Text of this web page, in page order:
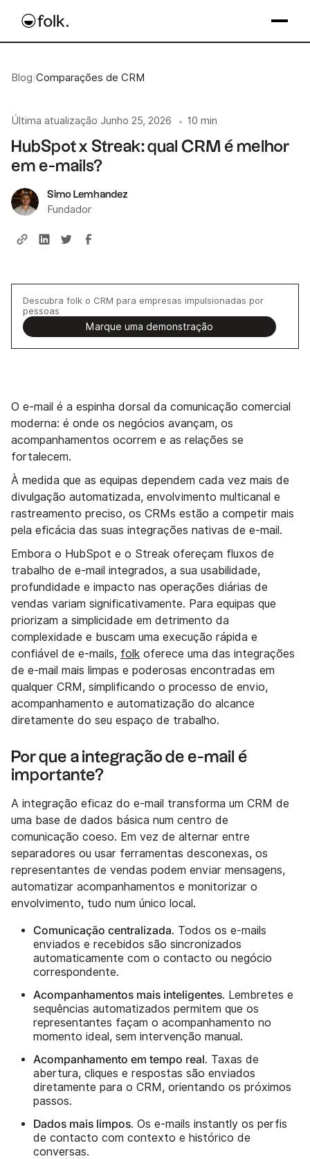
Blog/Comparações de CRM
Última atualização Junho 25, 2026 • 10 min
HubSpot x Streak: qual CRM é melhor
em e-mails?
Simo Lemhandez
Fundador
Descubra folk o CRM para empresas impulsionadas por
pessoas
Marque uma demonstração
O e-mail é a espinha dorsal da comunicação comercial
moderna: é onde os negócios avançam, os
acompanhamentos ocorrem e as relações se
fortalecem.
À medida que as equipas dependem cada vez mais de
divulgação automatizada, envolvimento multicanal e
rastreamento preciso, os CRMs estão a competir mais
pela eficácia das suas integrações nativas de e-mail.
Embora o HubSpot e o Streak ofereçam fluxos de
trabalho de e-mail integrados, a sua usabilidade,
profundidade e impacto nas operações diárias de
vendas variam significativamente. Para equipas que
priorizam a simplicidade em detrimento da
complexidade e buscam uma execução rápida e
confiável de e-mails, folk oferece uma das integrações
de e-mail mais limpas e poderosas encontradas em
qualquer CRM, simplificando o processo de envio,
acompanhamento e automatização do alcance
diretamente do seu espaço de trabalho.
Por que a integração de e-mail é
importante?
A integração eficaz do e-mail transforma um CRM de
uma base de dados básica num centro de
comunicação coeso. Em vez de alternar entre
separadores ou usar ferramentas desconexas, os
representantes de vendas podem enviar mensagens,
automatizar acompanhamentos e monitorizar o
envolvimento, tudo num único local.
Comunicação centralizada. Todos os e-mails
enviados e recebidos são sincronizados
automaticamente com o contacto ou negócio
correspondente.
Acompanhamentos mais inteligentes. Lembretes e
sequências automatizados permitem que os
representantes façam o acompanhamento no
momento ideal, sem intervenção manual.
Acompanhamento em tempo real. Taxas de
abertura, cliques e respostas são enviados
diretamente para o CRM, orientando os próximos
passos.
Dados mais limpos. Os e-mails instantly os perfis
de contacto com contexto e histórico de
conversas.